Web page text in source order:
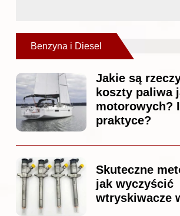
Benzyna i Diesel
Jakie są
koszty paliwa
motorowych?
praktyce?
Skuteczne
jak wyczyścić
wtryskiwacze